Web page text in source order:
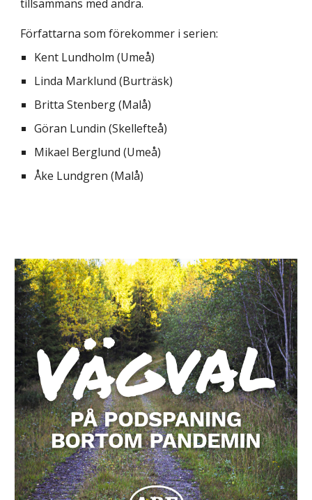
tillsammans med andra.
Författarna som förekommer i serien:
Kent Lundholm (Umeå)
Linda Marklund (Burträsk)
Britta Stenberg (Malå)
Göran Lundin (Skellefteå)
Mikael Berglund (Umeå)
Åke Lundgren (Malå)